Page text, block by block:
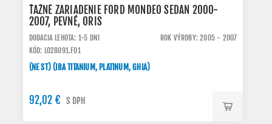
ŤAŽNÉ ZARIADENIE FORD MONDEO SEDAN 2000-
2007, PEVNÉ, ORIS
DODACIA LEHOTA: 1-5 DNI
ROK VÝROBY: 2005 - 2007
KÓD: L028091.FO1
(NE ST) (IBA TITANIUM, PLATINUM, GHIA)
92,02 € S DPH